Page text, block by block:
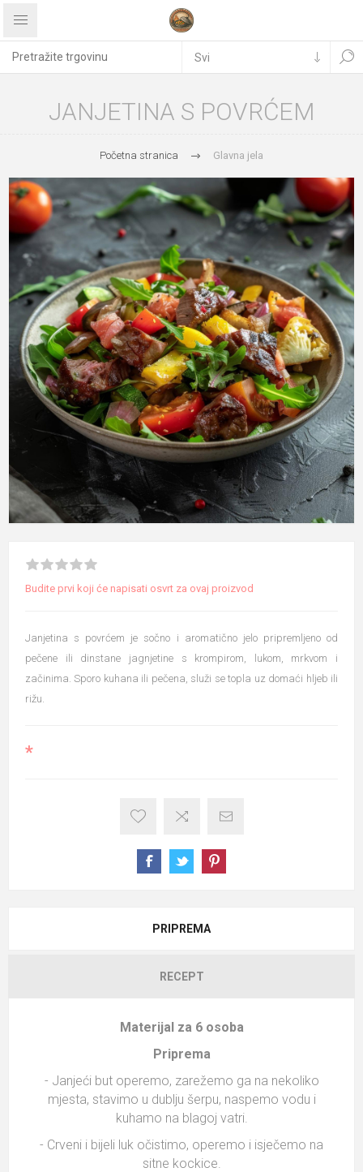
JANJETINA S POVRĆEM
Početna stranica Glavna jela
Budite prvi koji će napisati osvrt za ovaj proizvod
Janjetina s povrćem je sočno i aromatično jelo pripremljeno od
pečene ili dinstane jagnjetine s krompirom, lukom, mrkvom i
začinima. Sporo kuhana ili pečena, služi se topla uz domaći hljeb ili
rižu.
*
PRIPREMA
RECEPT
Materijal za 6 osoba
Priprema
- Janjeći but operemo, zarežemo ga na nekoliko
mjesta, stavimo u dublju šerpu, naspemo vodu i
kuhamo na blagoj vatri.
- Crveni i bijeli luk očistimo, operemo i isječemo na
sitne kockice.